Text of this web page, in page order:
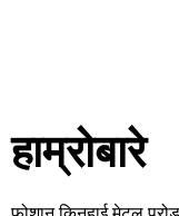
हाम्रोबारे